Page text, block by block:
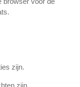
zijn.
zijn.